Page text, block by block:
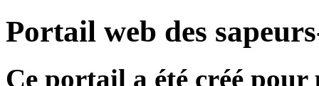
Portail web des
Ce portail a été créé